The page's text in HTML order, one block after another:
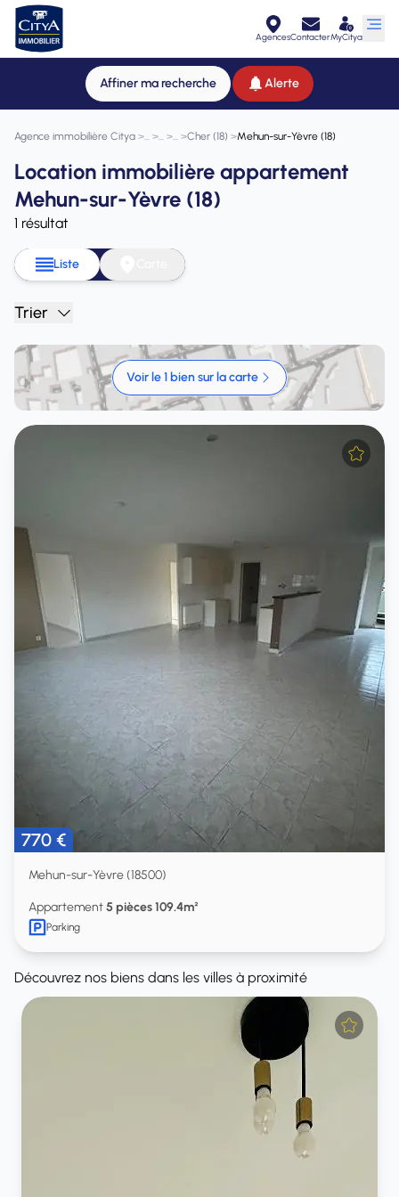
AgencesContacterMyCitya
Affiner ma recherche Alerte
Agence immobilière Citya > > > >Cher (18) >Mehun-sur-Yèvre (18)
Location immobilière appartement
Mehun-sur-Yèvre (18)
1 résultat
Liste
Trier
Voir le 1 bien sur la carte
770 €
Mehun-sur-Yèvre (18500)
Appartement5 pièces 109.4m²
Parking
Découvrez nos biens dans les villes à proximité